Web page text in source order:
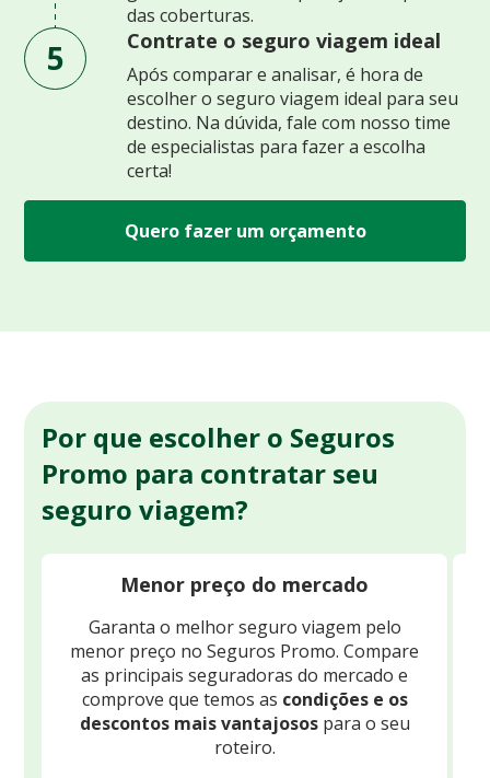
das coberturas.
5 Contrate o seguro viagem ideal
Após comparar e analisar, é hora de
escolher o seguro viagem ideal para seu
destino. Na dúvida, fale com nosso time
de especialistas para fazer a escolha
certa!
Quero fazer um orçamento
Por que escolher o Seguros
Promo para contratar seu
seguro viagem?
Menor preço do mercado
Garanta o melhor seguro viagem pelo
menor preço no Seguros Promo. Compare
as principais seguradoras do mercado e
comprove que temos as condições e os
descontos mais vantajosospara o seu
roteiro.